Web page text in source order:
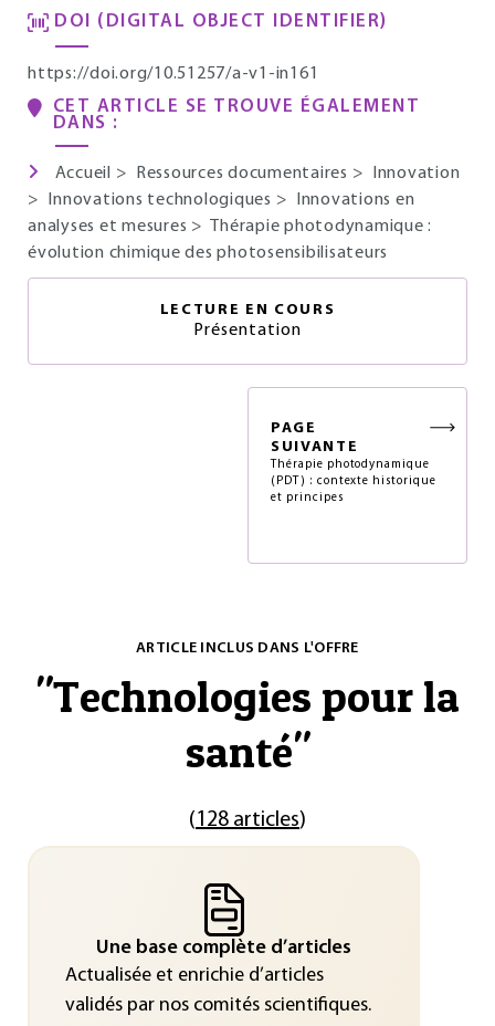
DOI (DIGITAL OBJECT IDENTIFIER)
https://doi.org/10.51257/a-v1-in161
CET ARTICLE SE TROUVE ÉGALEMENT
DANS :
Accueil > Ressources documentaires >
Innovation
>
Innovations technologiques >
Innovations en
analyses et mesures >
Thérapie photodynamique :
évolution chimique des photosensibilisateurs
LECTURE EN COURS
Présentation
PAGE
SUIVANTE
Thérapie photodynamique
(PDT) : contexte historique
et principes
ARTICLE INCLUS DANS L'OFFRE
"Technologies pour la
santé"
(128 articles)
Une base complète d’articles
Actualisée et enrichie d’articles
validés par nos comités scientifiques.